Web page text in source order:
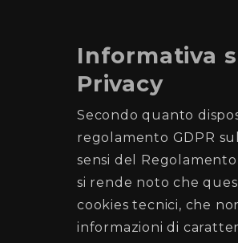
L’Autorità Garante per
con disabilità
Recapiti e Contatti
Sede:Palazzo Natale - Via
Telefono: 331 7558894
Informativa
Privacy
Secondo quanto
regolamento GDPR
sensi del Regolamento
si rende noto che
cookies tecnici, che
informazioni di